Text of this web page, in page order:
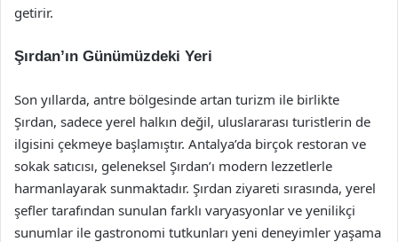
getirir.
Şırdan’ın Günümüzdeki Yeri
Son yıllarda, antre bölgesinde artan turizm ile birlikte
Şırdan, sadece yerel halkın değil, uluslararası turistlerin de
ilgisini çekmeye başlamıştır. Antalya’da birçok restoran ve
sokak satıcısı, geleneksel Şırdan’ı modern lezzetlerle
harmanlayarak sunmaktadır. Şırdan ziyareti sırasında, yerel
şefler tarafından sunulan farklı varyasyonlar ve yenilikçi
sunumlar ile gastronomi tutkunları yeni deneyimler yaşama